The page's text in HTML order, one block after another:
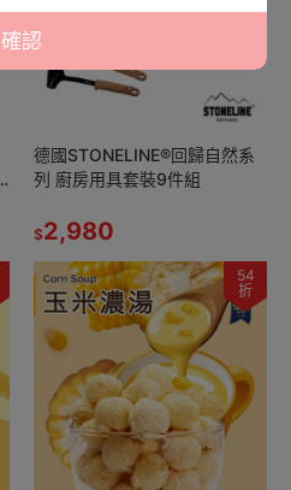
確認
德國STONELINE®回歸自然系
列 廚房用具套裝9件組
$2,980
54
折